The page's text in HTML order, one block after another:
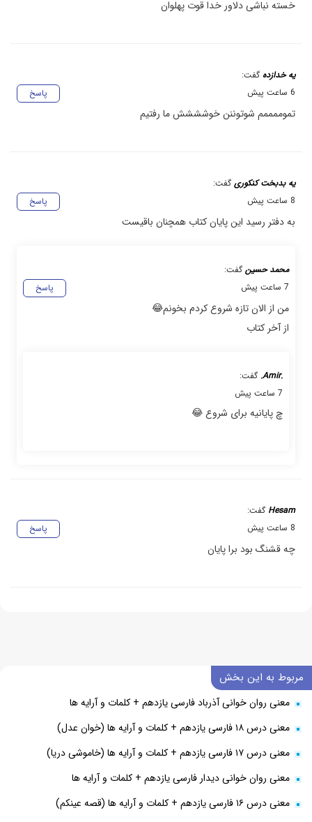
خسته نباشی دلاور خدا قوت پهلوان
یه خدازده گفت:
پاسخ
6 ساعت پیش
تموممممم شوتوننن خوشششش ما رفتیم
یه بدبخت کنکوری گفت:
پاسخ
8 ساعت پیش
به دفتر رسید این پایان کتاب همچنان باقیست
محمد حسین گفت:
پاسخ
7 ساعت پیش
من از الان تازه شروع کردم بخونم😂
از آخر کتاب
.Amir.
گفت:
7 ساعت پیش
چ پایانیه برای شروع 😂
Hesam گفت:
پاسخ
8 ساعت پیش
چه قشنگ بود برا پایان
مربوط به این بخش
معنی روان خوانی آذرباد فارسی یازدهم + کلمات و آرایه ها
معنی درس ۱۸ فارسی یازدهم + کلمات و آرایه ها (خوان عدل)
معنی درس ۱۷ فارسی یازدهم + کلمات و آرایه ها (خاموشی دریا)
معنی روان خوانی دیدار فارسی یازدهم + کلمات و آرایه ها
معنی درس ۱۶ فارسی یازدهم + کلمات و آرایه ها (قصه عینکم)